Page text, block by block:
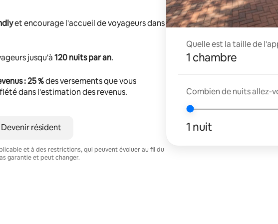
et encourage l'accueil de voyageurs dans
jusqu'à120 nuits par an.
: 25 %des versements que vous
dans l'estimation des revenus.
Devenir résident
et à des restrictions, qui peuvent évoluer au fil du
garantie et peut changer.
Quelle est la taille de
1 chambre
Combien de nuits allez-
1 nuit